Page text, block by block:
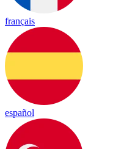
français
español